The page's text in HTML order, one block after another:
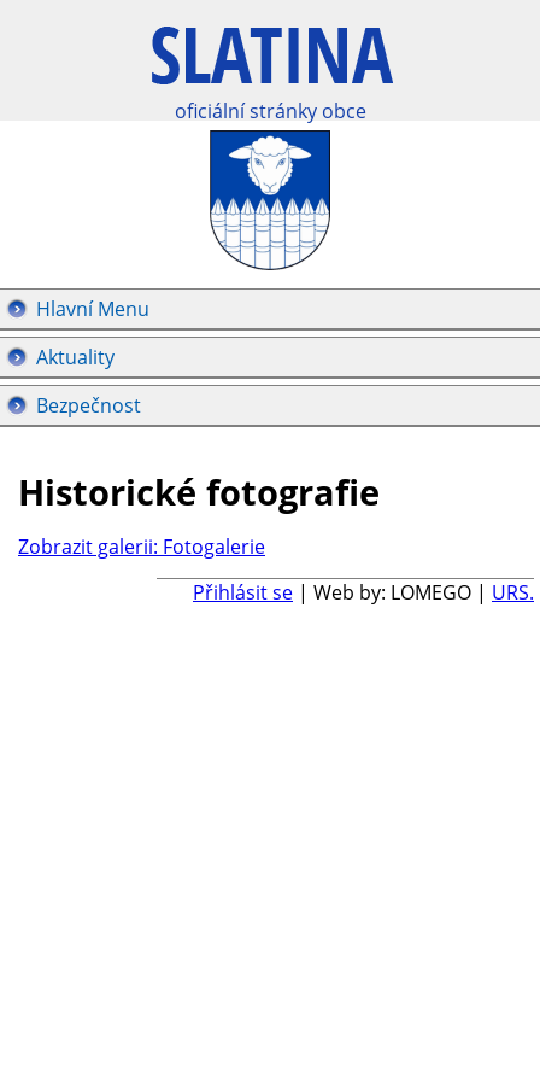
oficiální stránky obce
Hlavní Menu
Aktuality
Bezpečnost
Historické fotografie
Zobrazit galerii: Fotogalerie
Přihlásit se | Web by: LOMEGO | URS.